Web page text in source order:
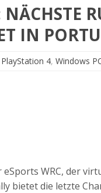
IN
PlayStation 4,Windows
WRC, der
bietet die letzte